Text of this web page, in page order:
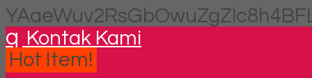
q Kontak Kami
Hot Item!